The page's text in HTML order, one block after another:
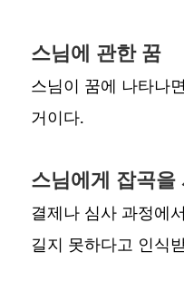
스님에 관한 꿈
스님이 꿈에 나타나
거이다.
스님에게 잡곡을
결제나 심사 과정에
길지 못하다고 인식